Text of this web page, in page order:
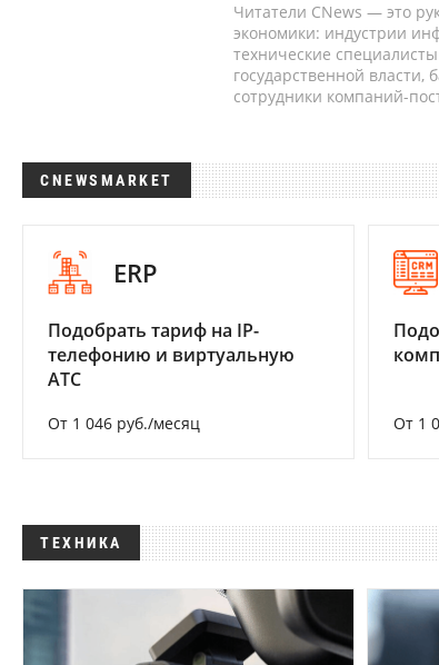
Читатели CNews — это
экономики: индустрии
технические
государственной
сотрудники компаний-
CNEWSMARKET
ERP
Подобрать тариф на IP-
телефонию и виртуальную
АТС
От 1 046 руб./месяц От 1
ТЕХНИКА